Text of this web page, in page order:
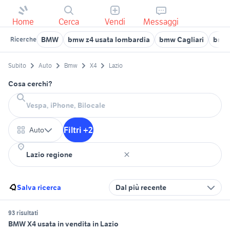
Home Cerca Vendi Messaggi
Ricerche BMW bmw z4 usata lombardia bmw Cagliari
Subito Auto Bmw X4 Lazio
Cosa cerchi?
Auto Filtri +2
Salva ricerca Dal più recente
93 risultati
BMW X4 usata in vendita in Lazio